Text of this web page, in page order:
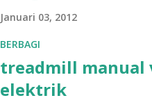
Januari 03, 2012
BERBAGI
treadmill manual
elektrik